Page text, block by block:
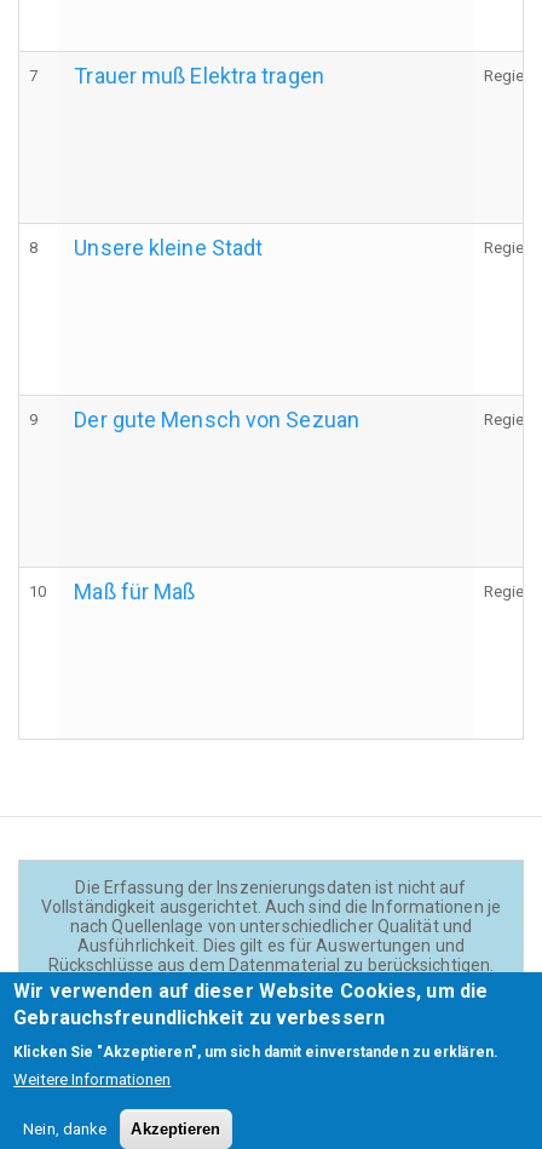
7 Trauer muß Elektra tragen Regie
8 Unsere kleine Stadt Regie
9 Der gute Mensch von Sezuan Regie
10 Maß für Maß Regie
Die Erfassung der Inszenierungsdaten ist nicht auf
Vollständigkeit ausgerichtet. Auch sind die Informationen je
nach Quellenlage von unterschiedlicher Qualität und
Ausführlichkeit. Dies gilt es für Auswertungen und
Rückschlüsse aus dem Datenmaterial zu berücksichtigen.
Daten und Texte auf der Website sind - wenn nicht anders
angegeben - lizensiert unterCC BY 4.0(Creator:
Theadok.at).
Footer
Wir verwenden auf dieser Website Cookies, um die
Gebrauchsfreundlichkeit zu verbessern
Klicken Sie "Akzeptieren", um sich damit einverstanden zu erklären.
Weitere Informationen
Nein, danke Akzeptieren